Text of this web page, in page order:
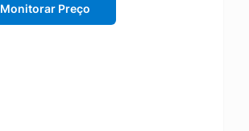
Monitorar Preço